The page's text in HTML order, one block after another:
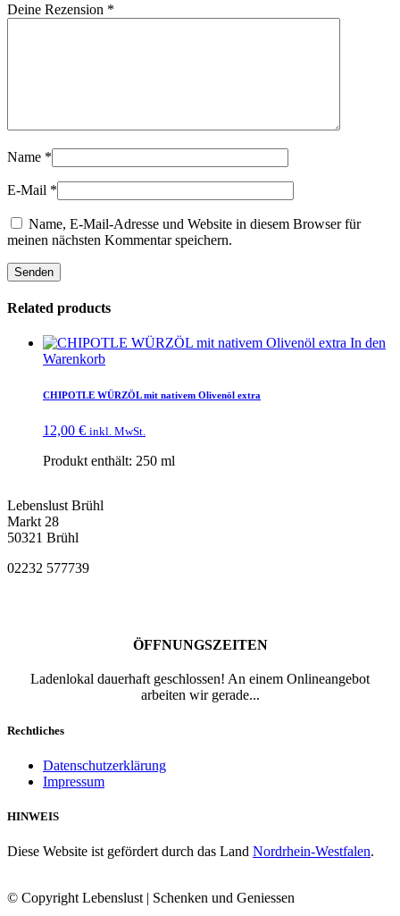
Deine Rezension *
Name *
E-Mail *
Name, E-Mail-Adresse und Website in diesem Browser für
meinen nächsten Kommentar speichern.
Related products
In den
Warenkorb
CHIPOTLE WÜRZÖL mit nativem Olivenöl extra
12,00 € inkl. MwSt.
Produkt enthält: 250 ml
Lebenslust Brühl
Markt 28
50321 Brühl
02232 577739
ÖFFNUNGSZEITEN
Ladenlokal dauerhaft geschlossen! An einem Onlineangebot
arbeiten wir gerade...
Rechtliches
Datenschutzerklärung
Impressum
HINWEIS
Diese Website ist gefördert durch das Land Nordrhein-Westfalen.
© Copyright Lebenslust | Schenken und Geniessen